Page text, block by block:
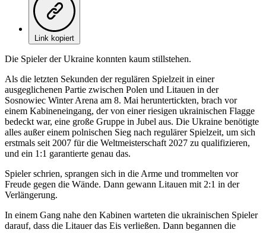
Link kopiert
Die Spieler der Ukraine konnten kaum stillstehen.
Als die letzten Sekunden der regulären Spielzeit in einer
ausgeglichenen Partie zwischen Polen und Litauen in der
Sosnowiec Winter Arena am 8. Mai heruntertickten, brach vor
einem Kabineneingang, der von einer riesigen ukrainischen Flagge
bedeckt war, eine große Gruppe in Jubel aus. Die Ukraine benötigte
alles außer einem polnischen Sieg nach regulärer Spielzeit, um sich
erstmals seit 2007 für die Weltmeisterschaft 2027 zu qualifizieren,
und ein 1:1 garantierte genau das.
Spieler schrien, sprangen sich in die Arme und trommelten vor
Freude gegen die Wände. Dann gewann Litauen mit 2:1 in der
Verlängerung.
In einem Gang nahe den Kabinen warteten die ukrainischen Spieler
darauf, dass die Litauer das Eis verließen. Dann begannen die